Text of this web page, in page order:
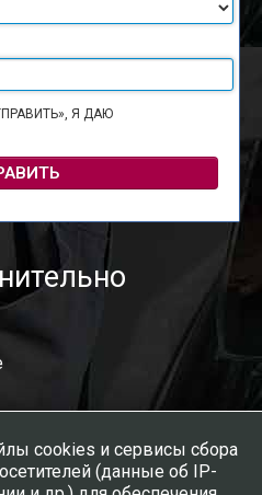
Я ДАЮ
cookies и сервисы сбора
(данные об IP-